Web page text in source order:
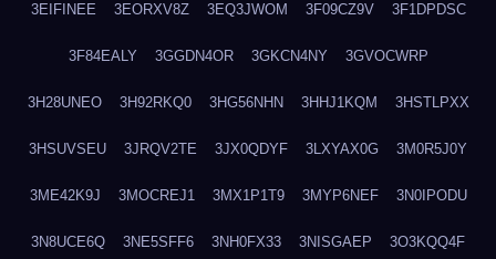
3EIFINEE 3EORXV8Z 3EQ3JWOM 3F09CZ9V 3F1DPDSC
3F84EALY 3GGDN4OR 3GKCN4NY 3GVOCWRP
3H28UNEO 3H92RKQ0 3HG56NHN 3HHJ1KQM 3HSTLPXX
3HSUVSEU 3JRQV2TE 3JX0QDYF 3LXYAX0G 3M0R5J0Y
3ME42K9J 3MOCREJ1 3MX1P1T9 3MYP6NEF 3N0IPODU
3N8UCE6Q 3NE5SFF6 3NH0FX33 3NISGAEP 3O3KQQ4F